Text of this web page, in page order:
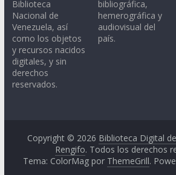
Biblioteca
Nacional de
Venezuela, así
como los objetos
y recursos nacidos
digitales, y sin
derechos
reservados.
bibliográfica,
hemerográfica y
audiovisual del
país.
Copyright © 2026 Biblioteca Digital
Rengifo. Todos los derechos
Tema: ColorMag por ThemeGrill.